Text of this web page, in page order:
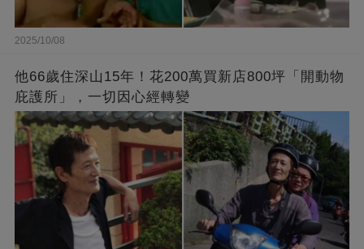
2025/10/08
他66歲住深山15年！花200萬買新店800坪「開動物
庇護所」，一切因心經轉變